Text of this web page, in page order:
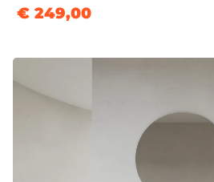
€ 249,00